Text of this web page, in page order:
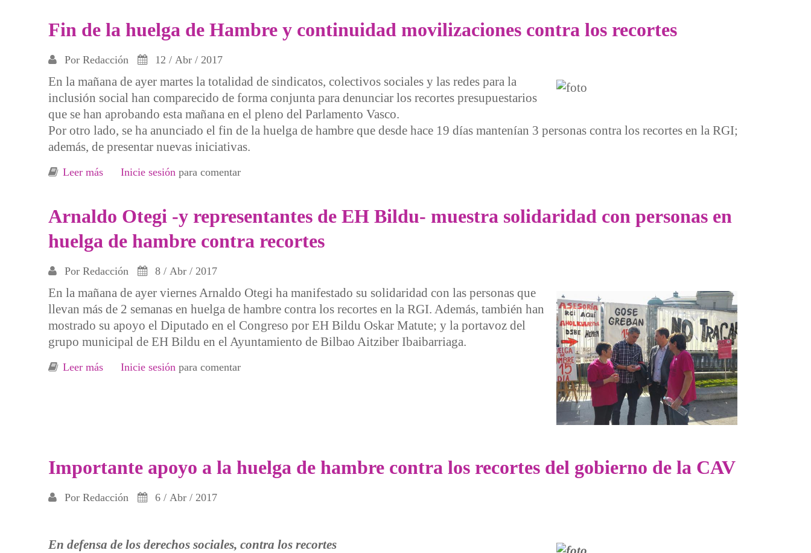
Fin de la huelga de Hambre y continuidad movilizaciones contra los recortes
Por Redacción 12 / Abr / 2017
En la mañana de ayer martes la totalidad de sindicatos, colectivos sociales y las redes para la
inclusión social han comparecido de forma conjunta para denunciar los recortes presupuestarios
que se han aprobando esta mañana en el pleno del Parlamento Vasco.
Por otro lado, se ha anunciado el fin de la huelga de hambre que desde hace 19 días mantenían 3 personas contra los recortes en la RGI;
además, de presentar nuevas iniciativas.
Leer más sobre Fin de la huelga de Hambre y continuidad movilizaciones contra los recortes
Inicie sesión para comentar
Arnaldo Otegi -y representantes de EH Bildu- muestra solidaridad con personas en
huelga de hambre contra recortes
Por Redacción 8 / Abr / 2017
En la mañana de ayer viernes Arnaldo Otegi ha manifestado su solidaridad con las personas que
llevan más de 2 semanas en huelga de hambre contra los recortes en la RGI. Además, también han
mostrado su apoyo el Diputado en el Congreso por EH Bildu Oskar Matute; y la portavoz del
grupo municipal de EH Bildu en el Ayuntamiento de Bilbao Aitziber Ibaibarriaga.
Leer más sobre Arnaldo Otegi -y representantes de EH Bildu- muestra solidaridad con personas en huelga de hambre contra recortes
Inicie sesión para comentar
Importante apoyo a la huelga de hambre contra los recortes del gobierno de la CAV
Por Redacción 6 / Abr / 2017
En defensa de los derechos sociales, contra los recortes